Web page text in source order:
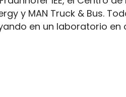
y MAN Truck & Bus.
en un laboratorio